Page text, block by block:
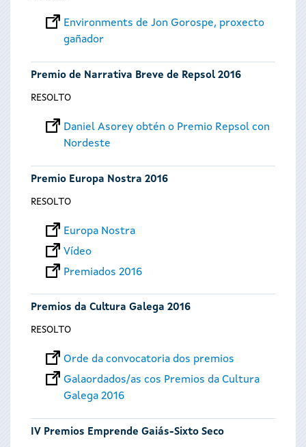
Environments de Jon Gorospe, proxecto
gañador
Premio de Narrativa Breve de Repsol 2016
RESOLTO
Daniel Asorey obtén o Premio Repsol con
Nordeste
Premio Europa Nostra 2016
RESOLTO
Europa Nostra
Vídeo
Premiados 2016
Premios da Cultura Galega 2016
RESOLTO
Orde da convocatoria dos premios
Galaordados/as cos Premios da Cultura
Galega 2016
IV Premios Emprende Gaiás-Sixto Seco